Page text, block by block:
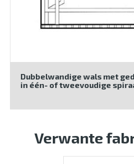
Dubbelwandige wals met
in één- of tweevoudige
Verwante